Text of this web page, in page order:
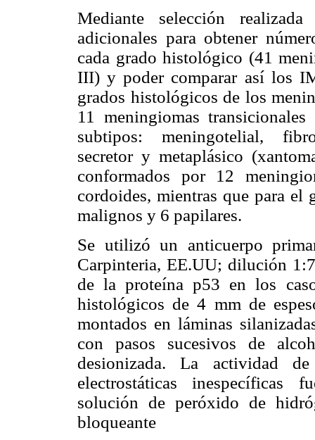
Mediante selección
adicionales para obtener
cada grado histológico (41
III) y poder comparar así los
grados histológicos de los
11 meningiomas
subtipos: meningotelial,
secretor y metaplásico
conformados por 12
cordoides, mientras que para el
malignos y 6 papilares.
Se utilizó un anticuerpo
Carpinteria, EE.UU; dilución
de la proteína p53 en los
histológicos de 4 mm de
montados en láminas
con pasos sucesivos de
desionizada. La actividad
electrostáticas inespecíficas
solución de peróxido de
bloqueante